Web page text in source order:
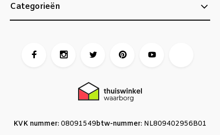
Categorieën
KVK nummer: 08091549btw-nummer: NL809402956B01